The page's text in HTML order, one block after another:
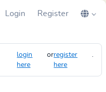
Login Register
login
here
orregister
here
.